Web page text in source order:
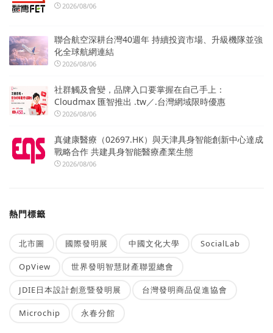
2026/08/06
聯合航空深耕台灣40週年 持續投資市場、升級機隊並強
化全球航網連結
2026/08/06
社群觸及會變，品牌入口要掌握在自己手上：
Cloudmax 匯智推出 .tw／.台灣網域限時優惠
2026/08/06
真健康醫療（02697.HK）與天津具身智能創新中心達成
戰略合作 共建具身智能醫療產業生態
2026/08/06
熱門標籤
北市圖 國際發明展 中國文化大學 SocialLab
OpView 世界發明智慧財產聯盟總會
JDIE日本設計創意暨發明展 台灣發明商品促進協會
Microchip 永春分館